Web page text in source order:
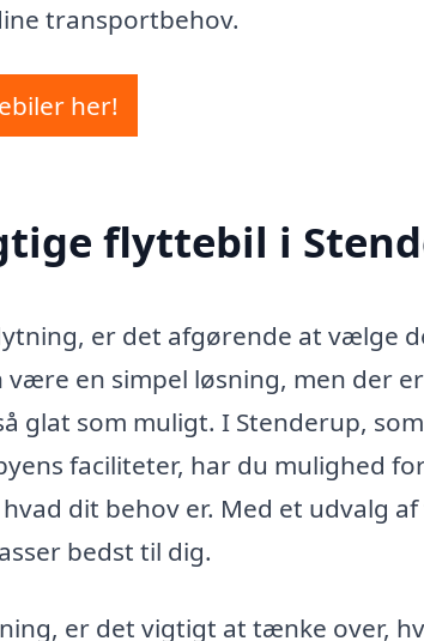
transportbehov.
her!
flyttebil i
er det afgørende at vælge
være en simpel løsning, men der
glat som muligt. I Stenderup,
faciliteter, har du mulighed
dit behov er. Med et udvalg
bedst til dig.
er det vigtigt at tænke over,